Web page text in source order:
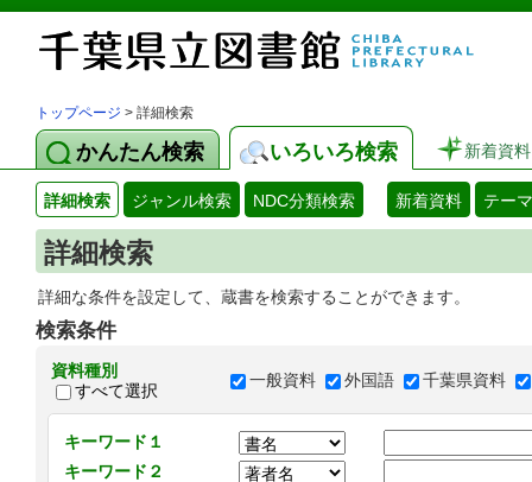
トップページ > 詳細検索
かんたん検索 いろいろ検索 新着資料
詳細検索 ジャンル検索 NDC分類検索 新着資料 テー
詳細検索
詳細な条件を設定して、蔵書を検索することができます。
検索条件
資料種別
すべて選択
一般資料 外国語 千葉県資料
キーワード１
キーワード２